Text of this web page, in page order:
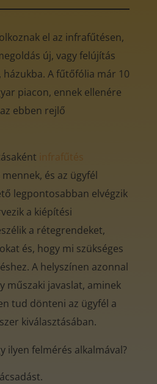
el az infrafűtésen,
új, vagy felújítás
A fűtőfólia már 10
piacon, ennek ellenére
ebben rejlő
infrafűtés
és az ügyfél
legpontosabban elvégzik
a kiépítési
a rétegrendeket,
és, hogy mi szükséges
A helyszínen azonnal
műszaki javaslat, aminek
tud dönteni az ügyfél a
kiválasztásában.
ilyen felmérés alkalmával?